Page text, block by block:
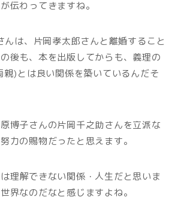
伝わってきますね。
は、片岡孝太郎さんと離婚すること
後も、本を出版してからも、義理の
親)とは良い関係を築いているんだそ
博子さんの片岡千之助さんを立派な
力の賜物だったと思えます。
理解できない関係・人生だと思いま
界なのだなと感じますよね。